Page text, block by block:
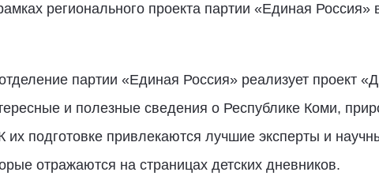
регионального проекта партии «Единая Россия»
партии «Единая Россия» реализует проект
и полезные сведения о Республике Коми,
подготовке привлекаются лучшие эксперты и
отражаются на страницах детских дневников.